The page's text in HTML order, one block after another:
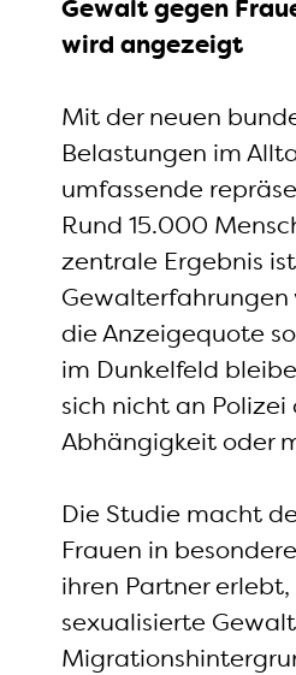
Gewalt gegen
wird angezeigt
Mit der neuen
Belastungen im
umfassende
Rund 15.000
zentrale Ergebnis
die Anzeigequote
im Dunkelfeld
sich nicht an
Abhängigkeit oder
Die Studie macht
Frauen in
ihren Partner
sexualisierte